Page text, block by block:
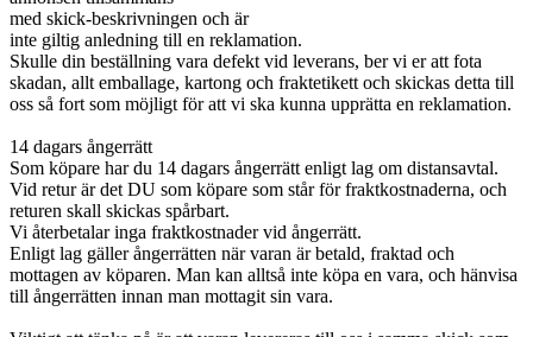
med skick-beskrivningen och är
inte giltig anledning till en reklamation.
Skulle din beställning vara defekt vid leverans, ber vi er att fota
skadan, allt emballage, kartong och fraktetikett och skickas detta till
oss så fort som möjligt för att vi ska kunna upprätta en reklamation.
14 dagars ångerrätt
Som köpare har du 14 dagars ångerrätt enligt lag om distansavtal.
Vid retur är det DU som köpare som står för fraktkostnaderna, och
returen skall skickas spårbart.
Vi återbetalar inga fraktkostnader vid ångerrätt.
Enligt lag gäller ångerrätten när varan är betald, fraktad och
mottagen av köparen. Man kan alltså inte köpa en vara, och hänvisa
till ångerrätten innan man mottagit sin vara.